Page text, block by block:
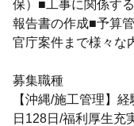
保）■工事に関係す
報告書の作成■予算
官庁案件まで様々な
募集職種
【沖縄/施工管理】
日128日/福利厚生充